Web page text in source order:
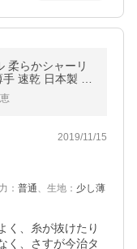
柔らかシャーリ
速乾 日本製 送
2019/11/15
： 普通、 生地 ： 少し薄
く、糸が抜けたり
く、さすが今治タ